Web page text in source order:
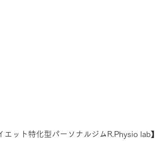
ット特化型パーソナルジムR.Physio lab】